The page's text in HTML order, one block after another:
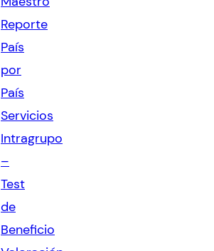
Reporte
País
por
País
Servicios
Intragrupo
–
Test
de
Beneficio